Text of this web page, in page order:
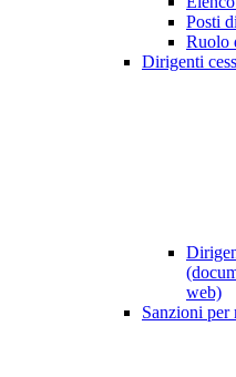
Posti
Ruolo
Dirigenti
web)
Sanzioni per